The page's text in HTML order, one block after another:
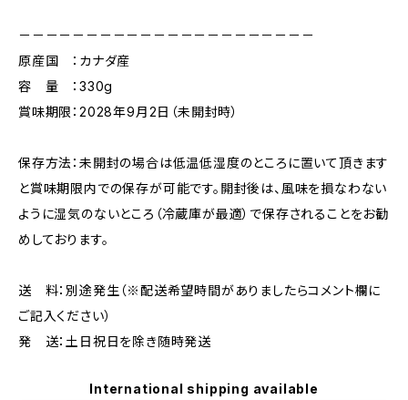
－－－－－－－－－－－－－－－－－－－－－－
原産国 ：カナダ産
容 量 ：330g
賞味期限：2028年9月2日（未開封時）
保存方法：未開封の場合は低温低湿度のところに置いて頂きます
と賞味期限内での保存が可能です。開封後は、風味を損なわない
ように湿気のないところ（冷蔵庫が最適）で保存されることをお勧
めしております。
送 料：別途発生（※配送希望時間がありましたらコメント欄に
ご記入ください）
発 送：土日祝日を除き随時発送
International shipping available